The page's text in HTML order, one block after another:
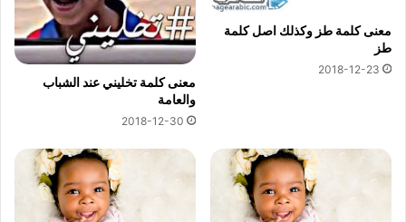
معنى كلمة طز وكذلك اصل كلمة
طز
2018-12-23
معنى كلمة تخليني عند الشباب
والعامة
2018-12-30